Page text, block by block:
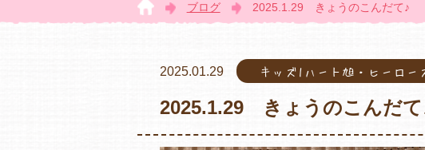
ブログ 2025.1.29 きょうのこんだて♪
2025.01.29 キッズ1ハート旭・ヒーロー
2025.1.29 きょうのこんだて